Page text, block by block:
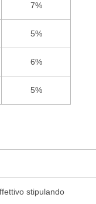
7%
5%
6%
5%
stipulando